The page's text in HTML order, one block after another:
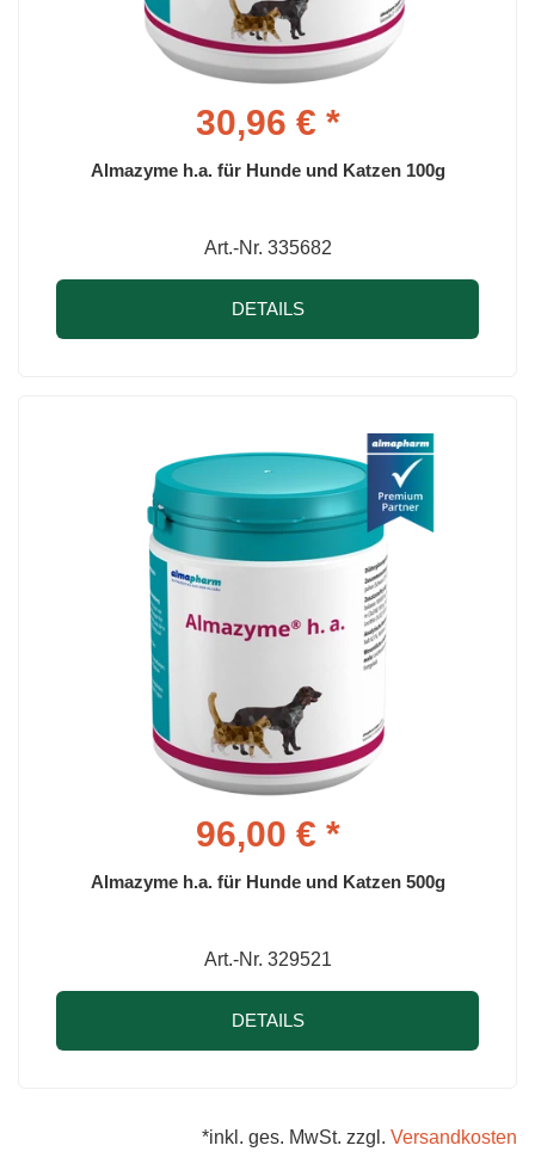
30,96 € *
Almazyme h.a. für Hunde und Katzen 100g
Art.-Nr. 335682
DETAILS
96,00 € *
Almazyme h.a. für Hunde und Katzen 500g
Art.-Nr. 329521
DETAILS
*inkl. ges. MwSt. zzgl. Versandkosten